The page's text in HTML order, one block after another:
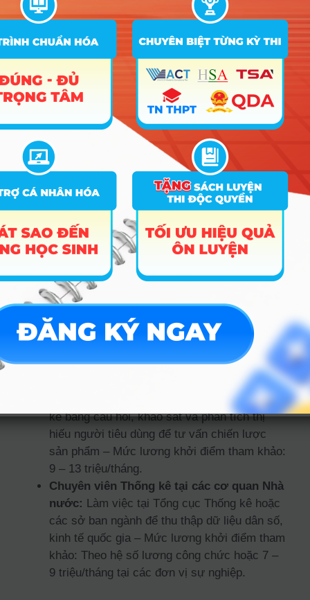
quả sai lệch hoàn toàn, vì vậy tính cẩn thận
là điều kiện sống còn.
Tư duy khách quan:Bạn cần có cái đầu lạnh
để tôn trọng sự thật của dữ liệu, không được
phép bóp méo con số để đưa ra kết quả đẹp
lòng người khác.
Cơ hội việc làm & Mức
lương tham khảo
Thị trường lao động hiện nay đang cực kỳ “khát”
nhân sự ngành Thống kê do sự bùng nổ của kỷ
nguyên dữ liệu lớn (Big Data). Các doanh nghiệp
sẵn sàng trả lương cao để tìm người có khả năng
đọc hiểu dữ liệu thay vì chỉ dự đoán bằng cảm tính.
Sinh viên ra trường thường đảm nhận các vị trí:
Chuyên viên Phân tích dữ liệu (Data
Analyst):
Thu thập và xử lý dữ liệu để tìm ra
các xu hướng kinh doanh, giúp doanh nghiệp
tối ưu hóa lợi nhuận – Mức lương khởi điểm
Chuyên viên Nghiên cứu thị trường:
kế bảng câu hỏi, khảo sát và phân tích thị
hiếu người tiêu dùng để tư vấn chiến lược
sản phẩm – Mức lương khởi điểm tham khảo:
9 – 13 triệu/tháng.
Chuyên viên Thống kê tại các cơ quan Nhà
nước: Làm việc tại Tổng cục Thống kê hoặc
các sở ban ngành để thu thập dữ liệu dân số,
kinh tế quốc gia – Mức lương khởi điểm tham
khảo: Theo hệ số lương công chức hoặc 7 –
9 triệu/tháng tại các đơn vị sự nghiệp.